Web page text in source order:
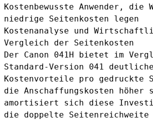
Kostenbewusste Anwender, die
niedrige Seitenkosten legen
Kostenanalyse und
Vergleich der Seitenkosten
Der Canon 041H bietet im
Standard-Version 041 deutliche
Kostenvorteile pro gedruckte
die Anschaffungskosten höher
amortisiert sich diese
die doppelte